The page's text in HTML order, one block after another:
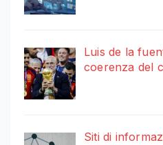
Luis de la
coerenza del
Siti di